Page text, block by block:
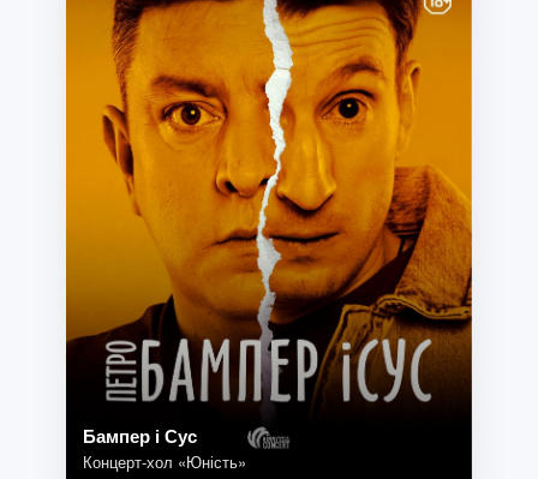
Бампер і Сус
Концерт-хол «Юність»